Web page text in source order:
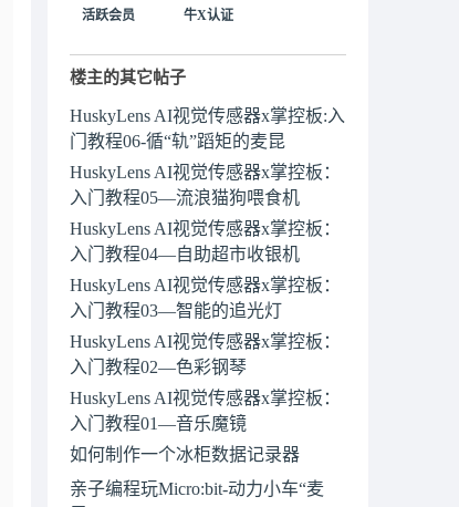
活跃会员 牛X认证
楼主的其它帖子
HuskyLens AI视觉传感器x掌控板:入
门教程06-循“轨”蹈矩的麦昆
HuskyLens AI视觉传感器x掌控板：
入门教程05—流浪猫狗喂食机
HuskyLens AI视觉传感器x掌控板：
入门教程04—自助超市收银机
HuskyLens AI视觉传感器x掌控板：
入门教程03—智能的追光灯
HuskyLens AI视觉传感器x掌控板：
入门教程02—色彩钢琴
HuskyLens AI视觉传感器x掌控板：
入门教程01—音乐魔镜
如何制作一个冰柜数据记录器
亲子编程玩Micro:bit-动力小车“麦